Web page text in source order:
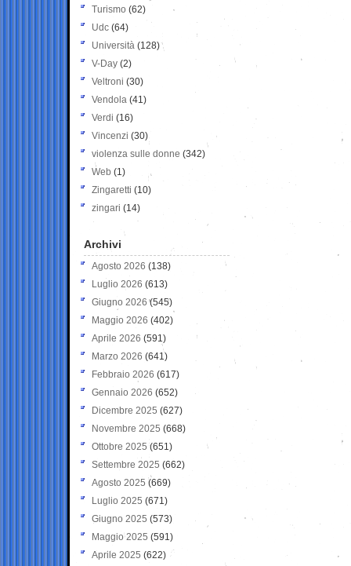
Turismo (62)
Udc (64)
Università (128)
V-Day (2)
Veltroni (30)
Vendola (41)
Verdi (16)
Vincenzi (30)
violenza sulle donne (342)
Web (1)
Zingaretti (10)
zingari (14)
Archivi
Agosto 2026 (138)
Luglio 2026 (613)
Giugno 2026 (545)
Maggio 2026 (402)
Aprile 2026 (591)
Marzo 2026 (641)
Febbraio 2026 (617)
Gennaio 2026 (652)
Dicembre 2025 (627)
Novembre 2025 (668)
Ottobre 2025 (651)
Settembre 2025 (662)
Agosto 2025 (669)
Luglio 2025 (671)
Giugno 2025 (573)
Maggio 2025 (591)
Aprile 2025 (622)